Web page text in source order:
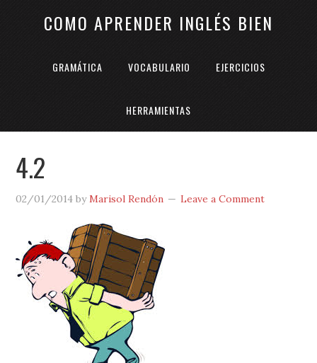
COMO APRENDER INGLÉS BIEN
GRAMÁTICA VOCABULARIO EJERCICIOS
HERRAMIENTAS
4.2
02/01/2014 byMarisol Rendón Leave a Comment